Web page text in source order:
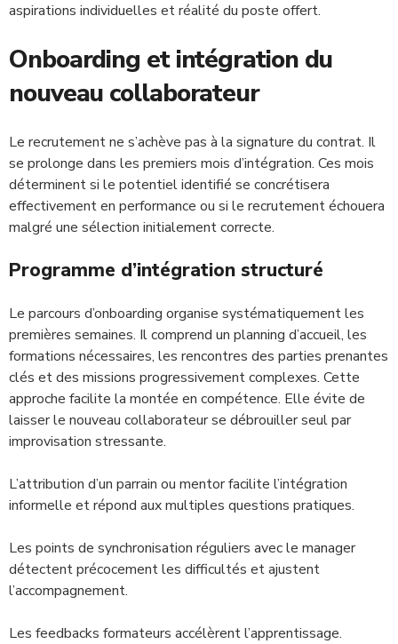
aspirations individuelles et réalité du poste offert.
Onboarding et intégration du
nouveau collaborateur
Le recrutement ne s’achève pas à la signature du contrat. Il
se prolonge dans les premiers mois d’intégration. Ces mois
déterminent si le potentiel identifié se concrétisera
effectivement en performance ou si le recrutement échouera
malgré une sélection initialement correcte.
Programme d’intégration structuré
Le parcours d’onboarding organise systématiquement les
premières semaines. Il comprend un planning d’accueil, les
formations nécessaires, les rencontres des parties prenantes
clés et des missions progressivement complexes. Cette
approche facilite la montée en compétence. Elle évite de
laisser le nouveau collaborateur se débrouiller seul par
improvisation stressante.
L’attribution d’un parrain ou mentor facilite l’intégration
informelle et répond aux multiples questions pratiques.
Les points de synchronisation réguliers avec le manager
détectent précocement les difficultés et ajustent
l’accompagnement.
Les feedbacks formateurs accélèrent l’apprentissage.